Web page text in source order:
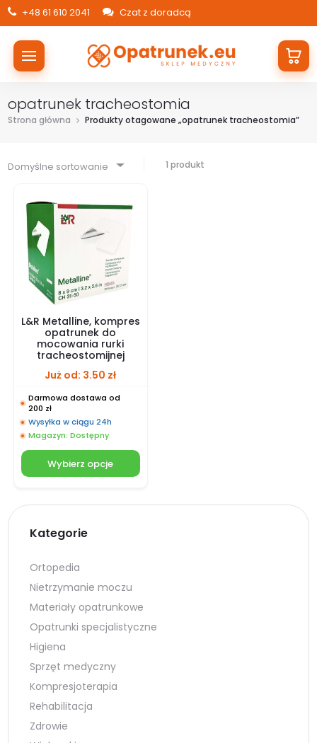
+48 61 610 2041 Czat z doradcą
opatrunek tracheostomia
Strona główna Produkty otagowane „opatrunek tracheostomia”
Domyślne sortowanie 1 produkt
L&R Metalline, kompres
opatrunek do
mocowania rurki
tracheostomijnej
Już od: 3.50 zł
Darmowa dostawa od
200 zł
Wysyłka w ciągu 24h
Magazyn: Dostępny
Wybierz opcje
Kategorie
Ortopedia
Nietrzymanie moczu
Materiały opatrunkowe
Opatrunki specjalistyczne
Higiena
Sprzęt medyczny
Kompresjoterapia
Rehabilitacja
Zdrowie